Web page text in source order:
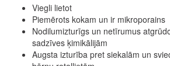
Viegli lietot
Piemērots kokam un ir mikroporains
Nodilumizturīgs un netīrumus
sadzīves ķimikālijām
Augsta izturība pret siekalām un